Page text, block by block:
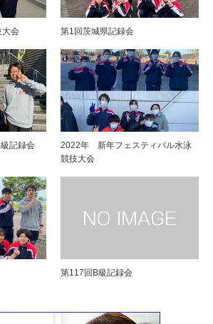
大会 第1回茨城県記録会
記録会
2022年 新年フェスティバル水泳
競技大会
第117回B級記録会